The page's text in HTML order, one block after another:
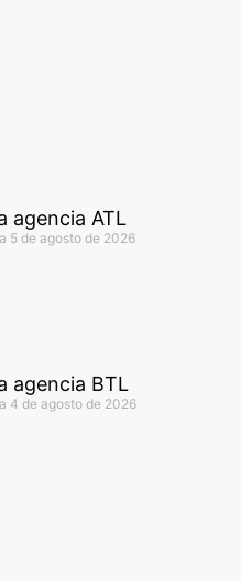
agencia ATL
5 de agosto de 2026
agencia BTL
4 de agosto de 2026